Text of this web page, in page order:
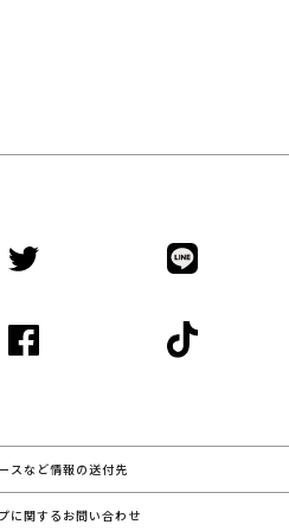
スなど情報の送付先
に関するお問い合わせ